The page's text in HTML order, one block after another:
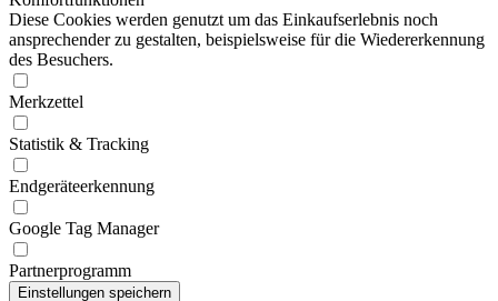
Diese Cookies werden genutzt um das Einkaufserlebnis noch
ansprechender zu gestalten, beispielsweise für die Wiedererkennung
des Besuchers.
Merkzettel
Statistik & Tracking
Endgeräteerkennung
Google Tag Manager
Partnerprogramm